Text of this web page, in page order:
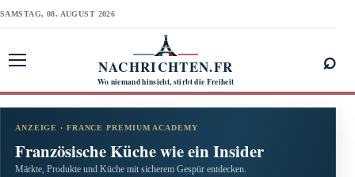
SAMSTAG, 08. AUGUST 2026
NACHRICHTEN.FR
Wo niemand hinsieht, stirbt die Freiheit
⌕
ANZEIGE · FRANCE PREMIUM ACADEMY
Französische Küche wie ein Insider
Märkte, Produkte und Küche mit sicherem Gespür entdecken.